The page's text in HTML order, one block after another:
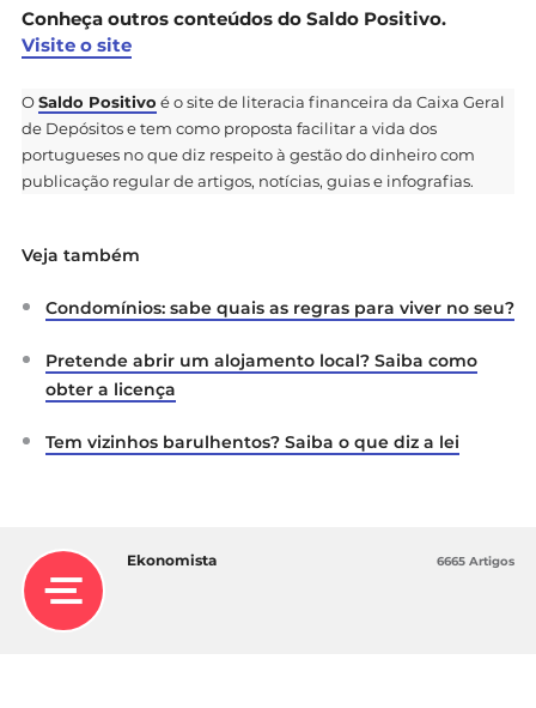
Conheça outros conteúdos do Saldo Positivo.
Visite o site
OSaldo Positivo é o site de literacia financeira da Caixa Geral
de Depósitos e tem como proposta facilitar a vida dos
portugueses no que diz respeito à gestão do dinheiro com
publicação regular de artigos, notícias, guias e infografias.
Veja também
Condomínios: sabe quais as regras para viver no seu?
Pretende abrir um alojamento local? Saiba como
obter a licença
Tem vizinhos barulhentos? Saiba o que diz a lei
Ekonomista 6665 Artigos